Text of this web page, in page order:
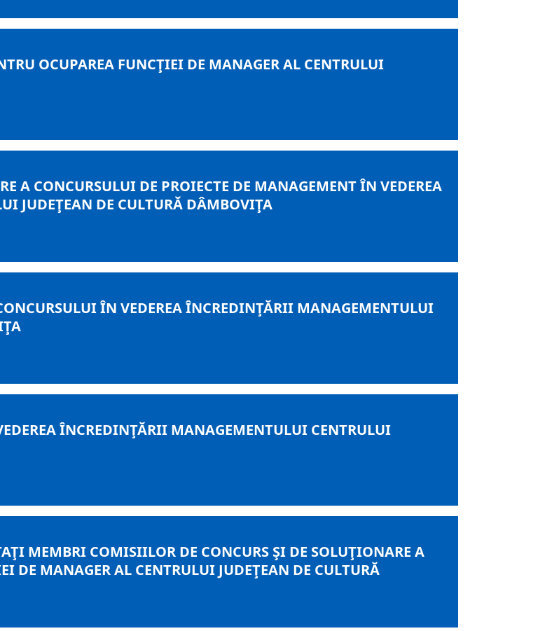
OCUPAREA FUNCŢIEI DE MANAGER AL CENTRULUI
A CONCURSULUI DE PROIECTE DE MANAGEMENT ÎN VEDEREA
JUDEŢEAN DE CULTURĂ DÂMBOVIŢA
ÎN VEDEREA ÎNCREDINŢĂRII MANAGEMENTULUI
ÎNCREDINŢĂRII MANAGEMENTULUI CENTRULUI
MEMBRI COMISIILOR DE CONCURS ŞI DE SOLUŢIONARE A
DE MANAGER AL CENTRULUI JUDEŢEAN DE CULTURĂ